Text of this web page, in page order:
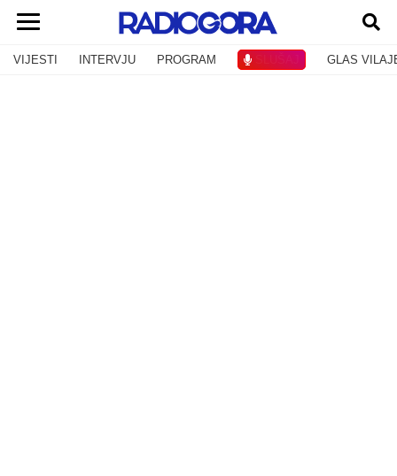
VIJESTI INTERVJU PROGRAM SLUŠAJ GLAS